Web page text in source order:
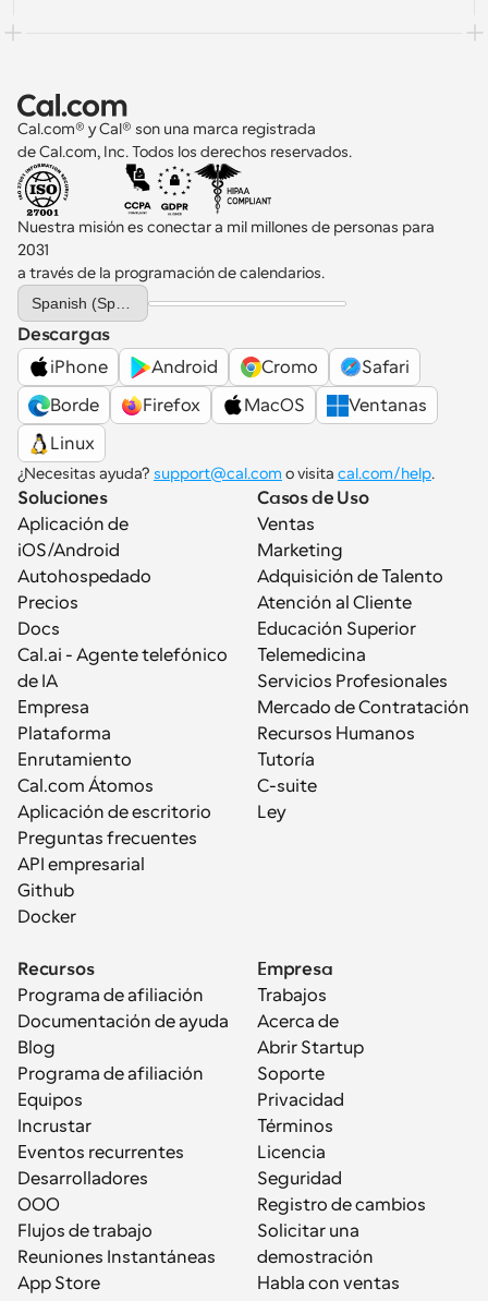
Cal.com® y Cal® son una marca registrada
de Cal.com, Inc. Todos los derechos reservados.
Nuestra misión es conectar a mil millones de personas para
2031
a través de la programación de calendarios.
Select Language
Descargas
iPhone
Android Cromo
Safari
Borde
Firefox MacOS
Ventanas
Linux
¿Necesitas ayuda? support@cal.com o visita cal.com/help.
Soluciones
Aplicación de
iOS/Android
Autohospedado
Precios
Docs
Cal.ai - Agente telefónico
de IA
Empresa
Plataforma
Enrutamiento
Cal.com Átomos
Aplicación de escritorio
Preguntas frecuentes
API empresarial
Github
Docker
Casos de Uso
Ventas
Marketing
Adquisición de Talento
Atención al Cliente
Educación Superior
Telemedicina
Servicios Profesionales
Mercado de Contratación
Recursos Humanos
Tutoría
C-suite
Ley
Recursos
Programa de afiliación
Documentación de ayuda
Blog
Programa de afiliación
Equipos
Incrustar
Eventos recurrentes
Desarrolladores
OOO
Flujos de trabajo
Reuniones Instantáneas
App Store
Empresa
Trabajos
Acerca de
Abrir Startup
Soporte
Privacidad
Términos
Licencia
Seguridad
Registro de cambios
Solicitar una
demostración
Habla con ventas